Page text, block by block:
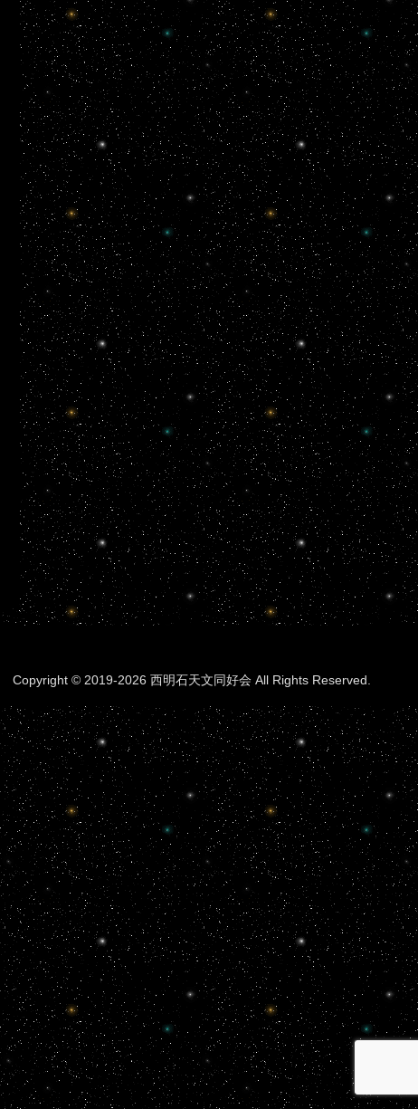
Copyright © 2019-2026 西明石天文同好会 All Rights Reserved.